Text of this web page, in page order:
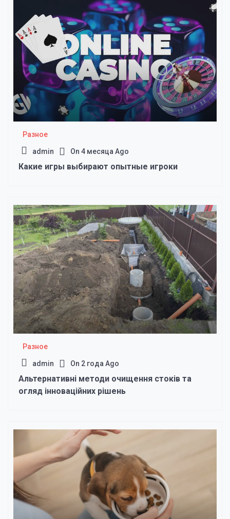
Разное
admin On 4 месяца Ago
Какие игры выбирают опытные игроки
Разное
admin On 2 года Ago
Альтернативні методи очищення стоків та
огляд інноваційних рішень